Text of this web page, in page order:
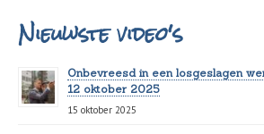
Nieuwste video's
Onbevreesd in een losgeslagen
12 oktober 2025
15 oktober 2025